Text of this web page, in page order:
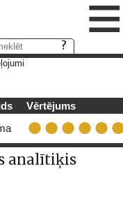
≡
Vērtējums
analītiķis